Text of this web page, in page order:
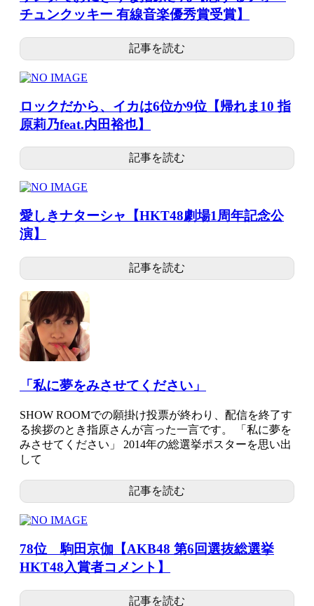
チュンクッキー 有線音楽優秀賞受賞】
記事を読む
ロックだから、イカは6位か9位【帰れま10 指
原莉乃feat.内田裕也】
記事を読む
愛しきナターシャ【HKT48劇場1周年記念公
演】
記事を読む
「私に夢をみさせてください」
SHOW ROOMでの願掛け投票が終わり、配信を終了す
る挨拶のとき指原さんが言った一言です。 「私に夢を
みさせてください」 2014年の総選挙ポスターを思い出
して
記事を読む
78位 駒田京伽【AKB48 第6回選抜総選挙
HKT48入賞者コメント】
記事を読む